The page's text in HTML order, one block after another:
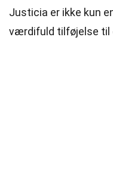
Justicia er ikke kun
værdifuld tilføjelse til